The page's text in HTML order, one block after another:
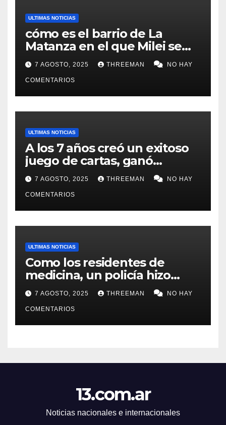
ULTIMAS NOTICIAS
cómo es el barrio de La
Matanza en el que Milei se
sacó la foto de lanzamiento
de campaña en provincia de
Buenos Aires
7 AGOSTO, 2025 THREEMAN NO HAY
COMENTARIOS
ULTIMAS NOTICIAS
A los 7 años creó un exitoso
juego de cartas, ganó
millones y ahora vendió la
idea para cumplir su sueño
7 AGOSTO, 2025 THREEMAN NO HAY
COMENTARIOS
ULTIMAS NOTICIAS
Como los residentes de
medicina, un policía hizo
trampa en un examen para
obtener un ascenso en Santa
Fe y fue suspendido
7 AGOSTO, 2025 THREEMAN NO HAY
COMENTARIOS
13.com.ar
Noticias nacionales e internacionales